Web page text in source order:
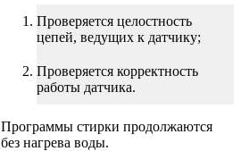
Проверяется целостность
цепей, ведущих к датчику;
Проверяется корректность
работы датчика.
Программы стирки продолжаются
без нагрева воды.